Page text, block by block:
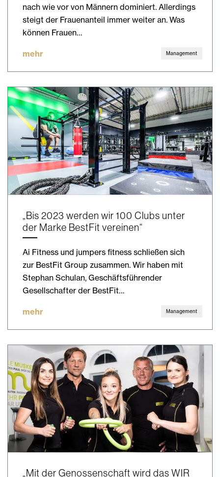
nach wie vor von Männern dominiert. Allerdings
steigt der Frauenanteil immer weiter an. Was
können Frauen…
mehr Management
„Bis 2023 werden wir 100 Clubs unter
der Marke BestFit vereinen“
Ai Fitness und jumpers fitness schließen sich
zur BestFit Group zusammen. Wir haben mit
Stephan Schulan, Geschäftsführender
Gesellschafter der BestFit…
mehr Management
„Mit der Genossenschaft wird das WIR